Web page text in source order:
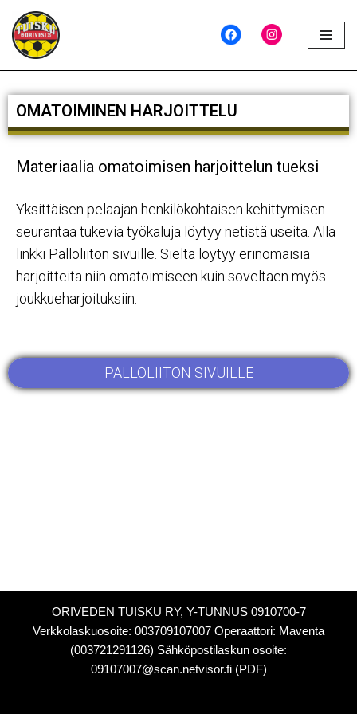
Siirry
suoraan
OMATOIMINEN HARJOITTELU
Materiaalia omatoimisen harjoittelun tueksi
Yksittäisen pelaajan henkilökohtaisen kehittymisen
seurantaa tukevia työkaluja löytyy netistä useita. Alla
linkki Palloliiton sivuille. Sieltä löytyy erinomaisia
harjoitteita niin omatoimiseen kuin soveltaen myös
joukkueharjoituksiin.
PALLOLIITON SIVUILLE
ORIVEDEN TUISKU RY, Y-TUNNUS 0910700-7
Verkkolaskuosoite: 003709107007 Operaattori: Maventa
(003721291126) Sähköpostilaskun osoite:
09107007@scan.netvisor.fi (PDF)